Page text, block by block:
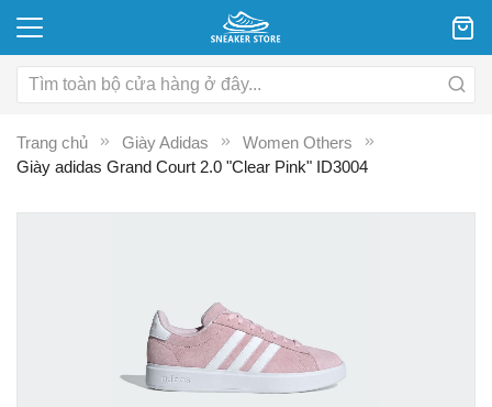
Trang chủ Giày Adidas
Women Others
Giày adidas Grand Court 2.0 "Clear Pink" ID3004